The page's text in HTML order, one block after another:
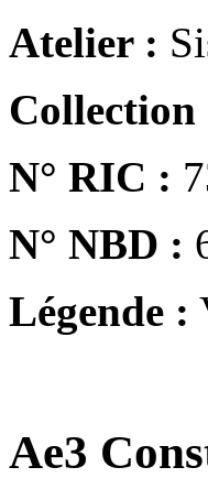
Atelier :
Collection
N° RIC :
N° NBD :
Légende :
Ae3